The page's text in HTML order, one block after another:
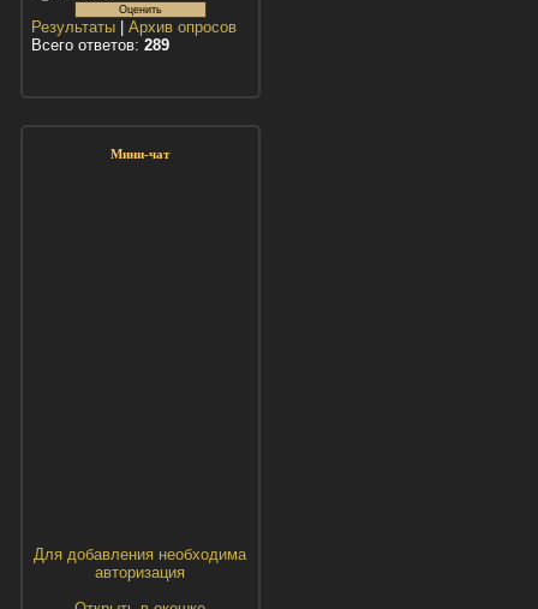
Результаты| Архив опросов
Всего ответов: 289
Мини-чат
Для добавления необходима
авторизация